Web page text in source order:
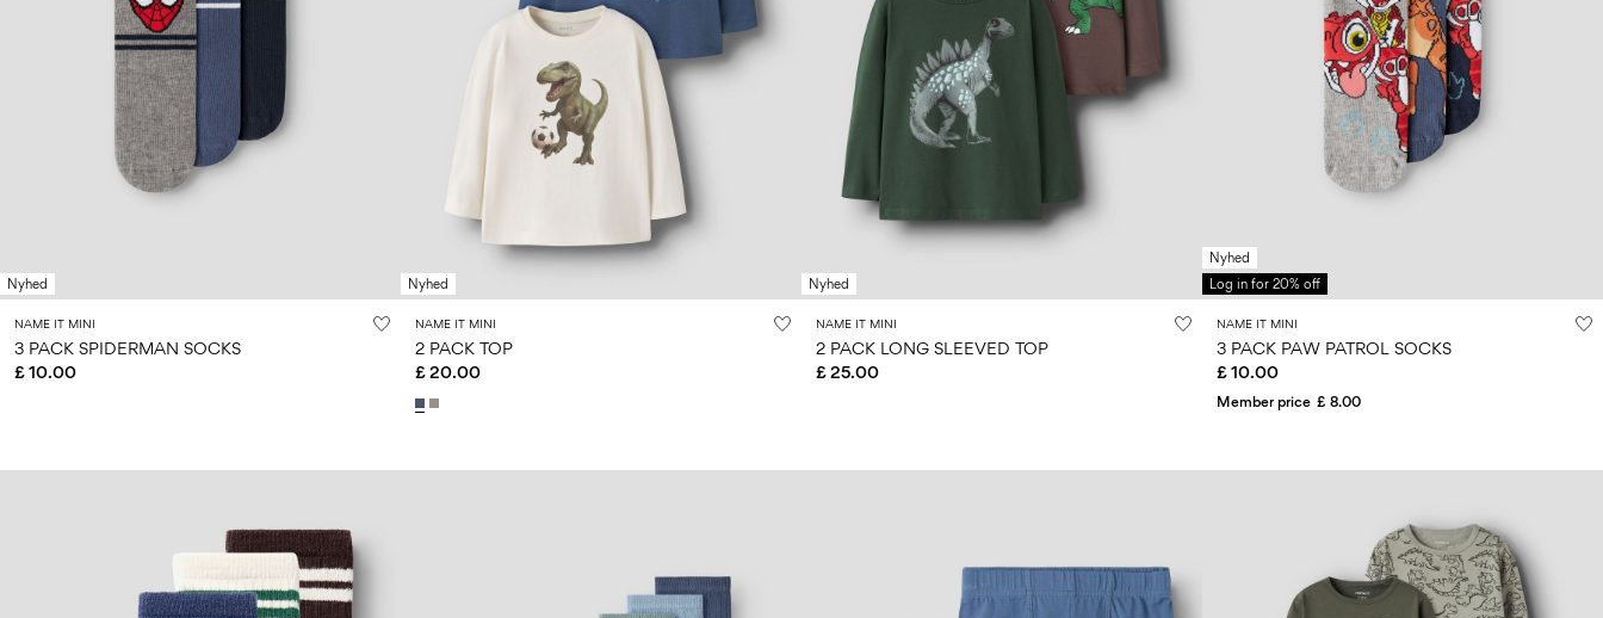
Nyhed
NAME IT MINI
3 PACK SPIDERMAN SOCKS
£ 10.00
Nyhed
NAME IT MINI
2 PACK TOP
£ 20.00
Nyhed
NAME IT MINI
2 PACK LONG SLEEVED TOP
£ 25.00
Nyhed
Log in for 20% off
NAME IT MINI
3 PACK PAW PATROL SOCKS
£ 10.00
Member price £ 8.00